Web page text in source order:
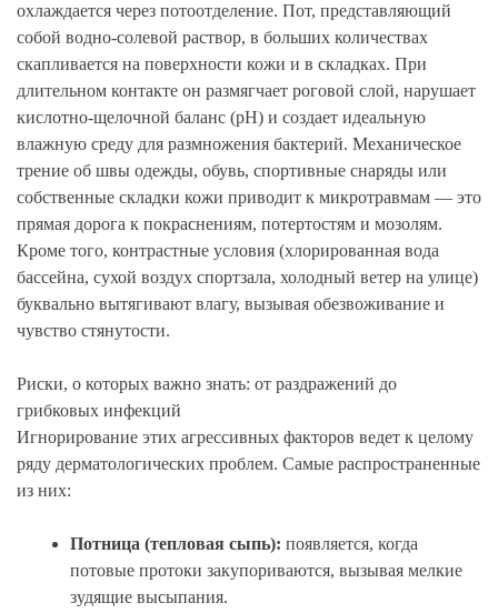
охлаждается через потоотделение. Пот, представляющий
собой водно-солевой раствор, в больших количествах
скапливается на поверхности кожи и в складках. При
длительном контакте он размягчает роговой слой, нарушает
кислотно-щелочной баланс (pH) и создает идеальную
влажную среду для размножения бактерий. Механическое
трение об швы одежды, обувь, спортивные снаряды или
собственные складки кожи приводит к микротравмам — это
прямая дорога к покраснениям, потертостям и мозолям.
Кроме того, контрастные условия (хлорированная вода
бассейна, сухой воздух спортзала, холодный ветер на улице)
буквально вытягивают влагу, вызывая обезвоживание и
чувство стянутости.
Риски, о которых важно знать: от раздражений до
грибковых инфекций
Игнорирование этих агрессивных факторов ведет к целому
ряду дерматологических проблем. Самые распространенные
из них:
Потница (тепловая сыпь): появляется, когда
потовые протоки закупориваются, вызывая мелкие
зудящие высыпания.